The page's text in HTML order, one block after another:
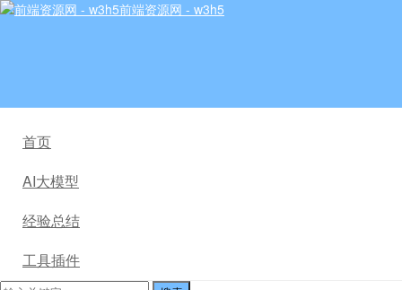
前端资源网 - w3h5
首页
AI大模型
经验总结
工具插件